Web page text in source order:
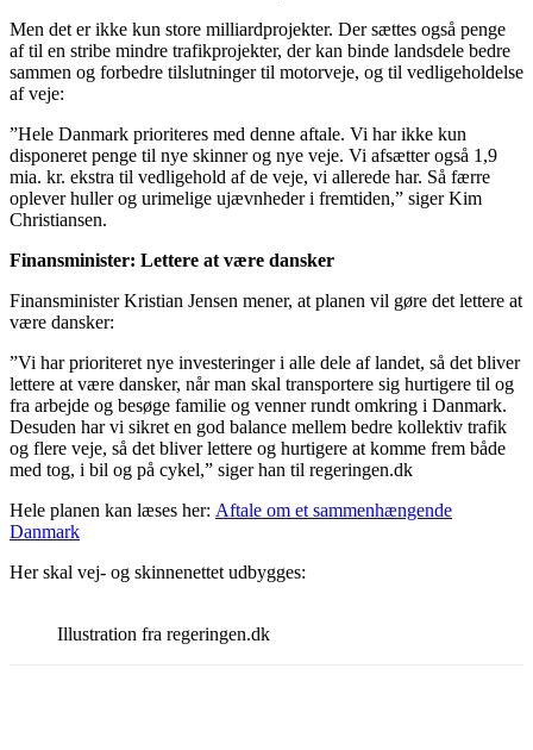
Men det er ikke kun store milliardprojekter. Der sættes også penge
af til en stribe mindre trafikprojekter, der kan binde landsdele bedre
sammen og forbedre tilslutninger til motorveje, og til vedligeholdelse
af veje:
”Hele Danmark prioriteres med denne aftale. Vi har ikke kun
disponeret penge til nye skinner og nye veje. Vi afsætter også 1,9
mia. kr. ekstra til vedligehold af de veje, vi allerede har. Så færre
oplever huller og urimelige ujævnheder i fremtiden,” siger Kim
Christiansen.
Finansminister: Lettere at være dansker
Finansminister Kristian Jensen mener, at planen vil gøre det lettere at
være dansker:
”Vi har prioriteret nye investeringer i alle dele af landet, så det bliver
lettere at være dansker, når man skal transportere sig hurtigere til og
fra arbejde og besøge familie og venner rundt omkring i Danmark.
Desuden har vi sikret en god balance mellem bedre kollektiv trafik
og flere veje, så det bliver lettere og hurtigere at komme frem både
med tog, i bil og på cykel,” siger han til regeringen.dk
Hele planen kan læses her: Aftale om et sammenhængende
Danmark
Her skal vej- og skinnenettet udbygges:
Illustration fra regeringen.dk